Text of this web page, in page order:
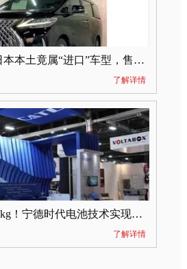
雷克萨斯LM在日本本土竟属“进口”车型，售价2580万日元
了解详情
能量密度304Wh/kg！宁德时代电池技术实现突破
了解详情